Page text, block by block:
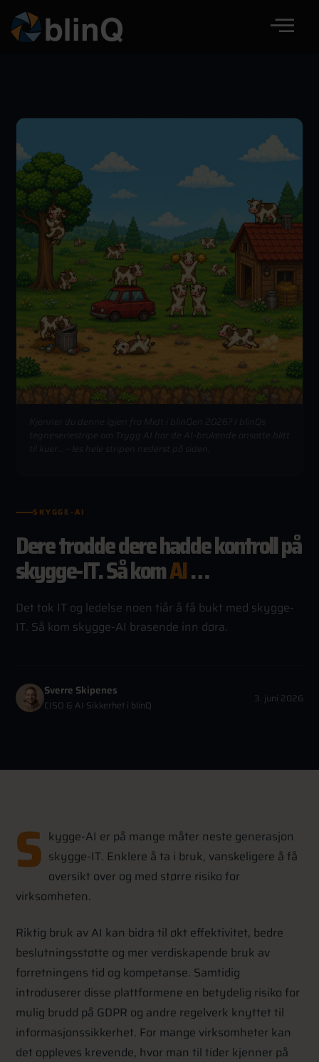
SKYGGE-AI
Dere trodde dere hadde kontroll på
skygge-IT. Så komAI…
Det tok IT og ledelse noen tiår å få bukt med skygge-
IT. Så kom skygge-AI brasende inn døra.
Sverre Skipenes
CISO & AI Sikkerhet i blinQ
3. juni 2026
S kygge-AI er på mange måter neste generasjon
skygge-IT. Enklere å ta i bruk, vanskeligere å få
oversikt over og med større risiko for
virksomheten.
Riktig bruk av AI kan bidra til økt effektivitet, bedre
beslutningsstøtte og mer verdiskapende bruk av
forretningens tid og kompetanse. Samtidig
introduserer disse plattformene en betydelig risiko for
mulig brudd på GDPR og andre regelverk knyttet til
informasjonssikkerhet. For mange virksomheter kan
det oppleves krevende, hvor man til tider kjenner på